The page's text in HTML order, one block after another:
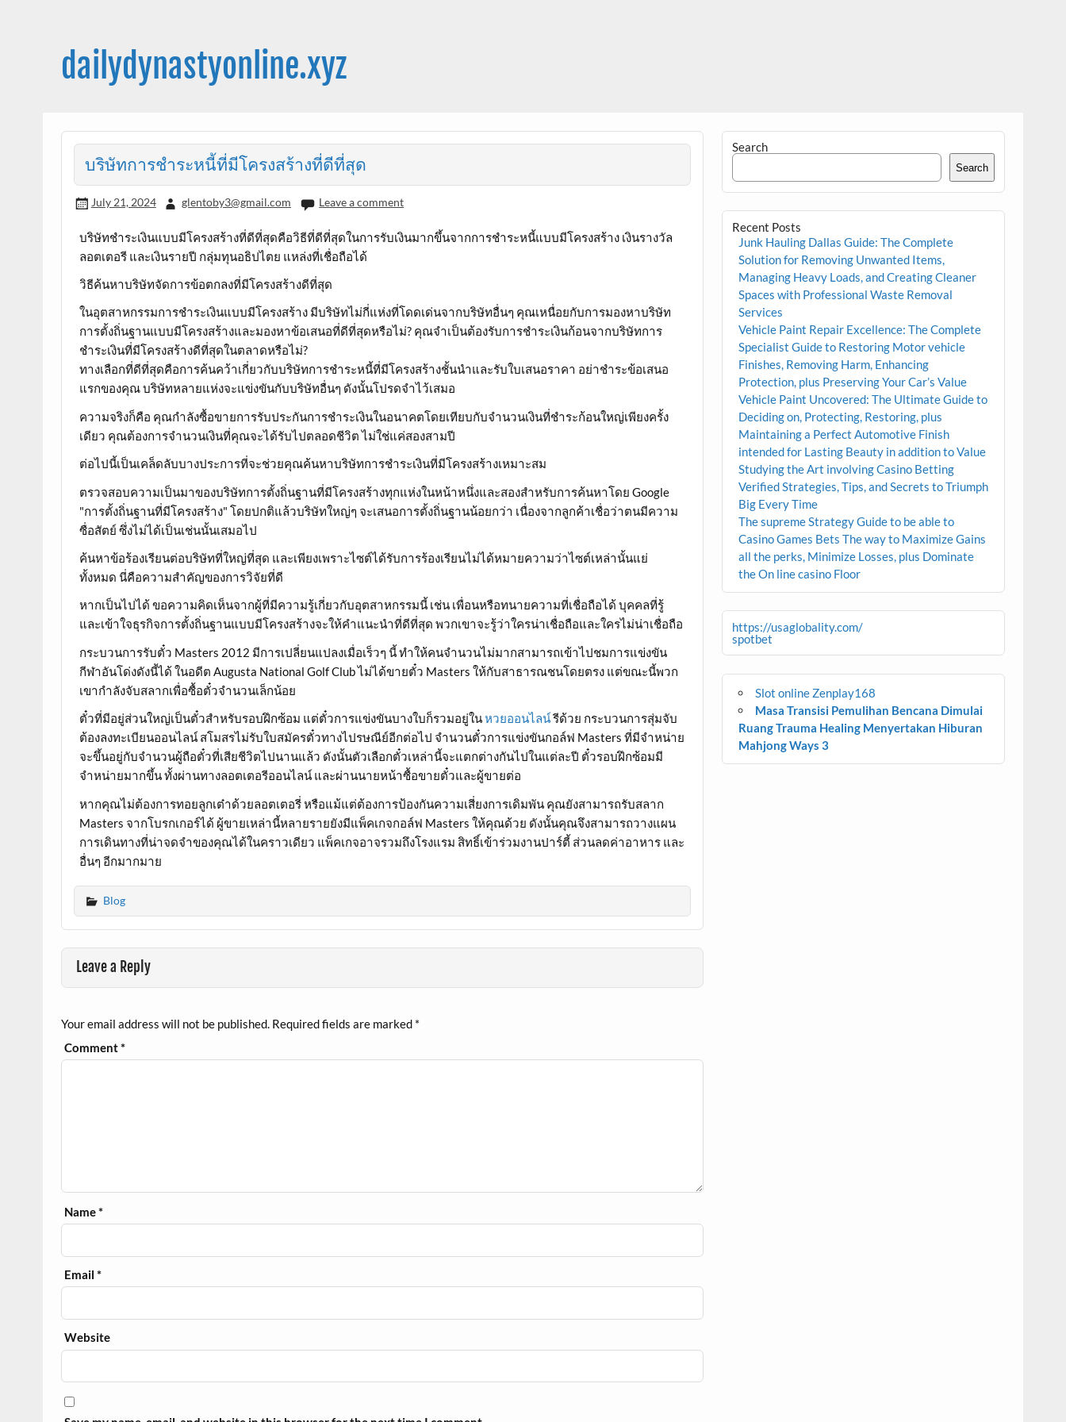
dailydynastyonline.xyz
บริษัทการชำระหนี้ที่มีโครงสร้างที่ดีที่สุด
July 21, 2024 glentoby3@gmail.com Leave a comment
บริษัทชำระเงินแบบมีโครงสร้างที่ดีที่สุดคือวิธีที่ดีที่สุดในการรับเงินมากขึ้นจากการชำระหนี้แบบมีโครงสร้าง เงินรางวัล
ลอตเตอรี และเงินรายปี กลุ่มทุนอธิปไตย แหล่งที่เชื่อถือได้
วิธีค้นหาบริษัทจัดการข้อตกลงที่มีโครงสร้างดีที่สุด
ในอุตสาหกรรมการชำระเงินแบบมีโครงสร้าง มีบริษัทไม่กี่แห่งที่โดดเด่นจากบริษัทอื่นๆ คุณเหนื่อยกับการมองหาบริษัท
การตั้งถิ่นฐานแบบมีโครงสร้างและมองหาข้อเสนอที่ดีที่สุดหรือไม่? คุณจำเป็นต้องรับการชำระเงินก้อนจากบริษัทการ
ชำระเงินที่มีโครงสร้างดีที่สุดในตลาดหรือไม่?
ทางเลือกที่ดีที่สุดคือการค้นคว้าเกี่ยวกับบริษัทการชำระหนี้ที่มีโครงสร้างชั้นนำและรับใบเสนอราคา อย่าชำระข้อเสนอ
แรกของคุณ บริษัทหลายแห่งจะแข่งขันกับบริษัทอื่นๆ ดังนั้นโปรดจำไว้เสมอ
ความจริงก็คือ คุณกำลังซื้อขายการรับประกันการชำระเงินในอนาคตโดยเทียบกับจำนวนเงินที่ชำระก้อนใหญ่เพียงครั้ง
เดียว คุณต้องการจำนวนเงินที่คุณจะได้รับไปตลอดชีวิต ไม่ใช่แค่สองสามปี
ต่อไปนี้เป็นเคล็ดลับบางประการที่จะช่วยคุณค้นหาบริษัทการชำระเงินที่มีโครงสร้างเหมาะสม
ตรวจสอบความเป็นมาของบริษัทการตั้งถิ่นฐานที่มีโครงสร้างทุกแห่งในหน้าหนึ่งและสองสำหรับการค้นหาโดย Google
"การตั้งถิ่นฐานที่มีโครงสร้าง" โดยปกติแล้วบริษัทใหญ่ๆ จะเสนอการตั้งถิ่นฐานน้อยกว่า เนื่องจากลูกค้าเชื่อว่าตนมีความ
ซื่อสัตย์ ซึ่งไม่ได้เป็นเช่นนั้นเสมอไป
ค้นหาข้อร้องเรียนต่อบริษัทที่ใหญ่ที่สุด และเพียงเพราะไซต์ได้รับการร้องเรียนไม่ได้หมายความว่าไซต์เหล่านั้นแย่
ทั้งหมด นี่คือความสำคัญของการวิจัยที่ดี
หากเป็นไปได้ ขอความคิดเห็นจากผู้ที่มีความรู้เกี่ยวกับอุตสาหกรรมนี้ เช่น เพื่อนหรือทนายความที่เชื่อถือได้ บุคคลที่รู้
และเข้าใจธุรกิจการตั้งถิ่นฐานแบบมีโครงสร้างจะให้คำแนะนำที่ดีที่สุด พวกเขาจะรู้ว่าใครน่าเชื่อถือและใครไม่น่าเชื่อถือ
กระบวนการรับตั๋ว Masters 2012 มีการเปลี่ยนแปลงเมื่อเร็วๆ นี้ ทำให้คนจำนวนไม่มากสามารถเข้าไปชมการแข่งขัน
กีฬาอันโด่งดังนี้ได้ ในอดีต Augusta National Golf Club ไม่ได้ขายตั๋ว Masters ให้กับสาธารณชนโดยตรง แต่ขณะนี้พวก
เขากำลังจับสลากเพื่อซื้อตั๋วจำนวนเล็กน้อย
ตั๋วที่มีอยู่ส่วนใหญ่เป็นตั๋วสำหรับรอบฝึกซ้อม แต่ตั๋วการแข่งขันบางใบก็รวมอยู่ในหวยออนไลน์รีด้วย กระบวนการสุ่มจับ
ต้องลงทะเบียนออนไลน์ สโมสรไม่รับใบสมัครตั๋วทางไปรษณีย์อีกต่อไป จำนวนตั๋วการแข่งขันกอล์ฟ Masters ที่มีจำหน่าย
จะขึ้นอยู่กับจำนวนผู้ถือตั๋วที่เสียชีวิตไปนานแล้ว ดังนั้นตัวเลือกตั๋วเหล่านี้จะแตกต่างกันไปในแต่ละปี ตั๋วรอบฝึกซ้อมมี
จำหน่ายมากขึ้น ทั้งผ่านทางลอตเตอรีออนไลน์ และผ่านนายหน้าซื้อขายตั๋วและผู้ขายต่อ
หากคุณไม่ต้องการทอยลูกเต๋าด้วยลอตเตอรี่ หรือแม้แต่ต้องการป้องกันความเสี่ยงการเดิมพัน คุณยังสามารถรับสลาก
Masters จากโบรกเกอร์ได้ ผู้ขายเหล่านี้หลายรายยังมีแพ็คเกจกอล์ฟ Masters ให้คุณด้วย ดังนั้นคุณจึงสามารถวางแผน
การเดินทางที่น่าจดจำของคุณได้ในคราวเดียว แพ็คเกจอาจรวมถึงโรงแรม สิทธิ์เข้าร่วมงานปาร์ตี้ ส่วนลดค่าอาหาร และ
อื่นๆ อีกมากมาย
Blog
Leave a Reply
Your email address will not be published. Required fields are marked *
Comment*
Name*
Email*
Website
Search
Search
Recent Posts
Junk Hauling Dallas Guide: The Complete
Solution for Removing Unwanted Items,
Managing Heavy Loads, and Creating Cleaner
Spaces with Professional Waste Removal
Services
Vehicle Paint Repair Excellence: The Complete
Specialist Guide to Restoring Motor vehicle
Finishes, Removing Harm, Enhancing
Protection, plus Preserving Your Car’s Value
Vehicle Paint Uncovered: The Ultimate Guide to
Deciding on, Protecting, Restoring, plus
Maintaining a Perfect Automotive Finish
intended for Lasting Beauty in addition to Value
Studying the Art involving Casino Betting
Verified Strategies, Tips, and Secrets to Triumph
Big Every Time
The supreme Strategy Guide to be able to
Casino Games Bets The way to Maximize Gains
all the perks, Minimize Losses, plus Dominate
the On line casino Floor
https://usaglobality.com/
spotbet
Slot online Zenplay168
Masa Transisi Pemulihan Bencana Dimulai
Ruang Trauma Healing Menyertakan Hiburan
Mahjong Ways 3